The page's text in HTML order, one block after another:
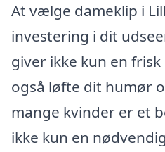
At vælge dameklip i
investering i dit
giver ikke kun en
også løfte dit humør
mange kvinder er et
ikke kun en